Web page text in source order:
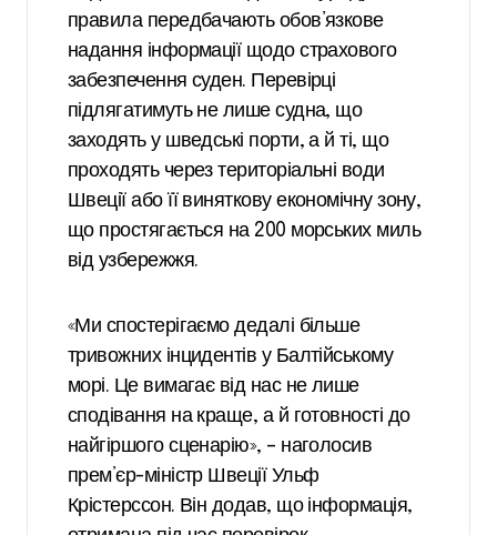
правила передбачають обов’язкове
надання інформації щодо страхового
забезпечення суден. Перевірці
підлягатимуть не лише судна, що
заходять у шведські порти, а й ті, що
проходять через територіальні води
Швеції або її виняткову економічну зону,
що простягається на 200 морських миль
від узбережжя.
«Ми спостерігаємо дедалі більше
тривожних інцидентів у Балтійському
морі. Це вимагає від нас не лише
сподівання на краще, а й готовності до
найгіршого сценарію», – наголосив
прем’єр-міністр Швеції Ульф
Крістерссон. Він додав, що інформація,